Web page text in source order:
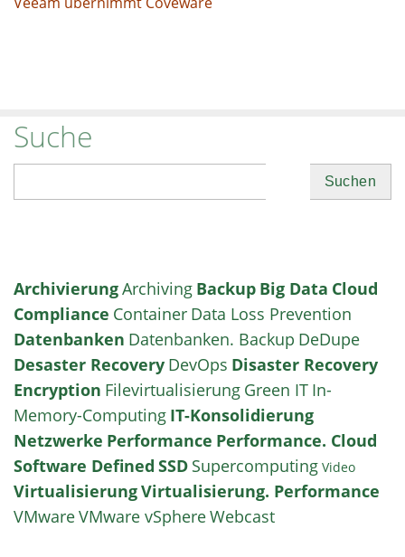
Suche
ArchivierungArchiving Backup Big Data Cloud
Compliance Container Data Loss Prevention
Datenbanken Datenbanken. Backup DeDupe
Desaster Recovery DevOps Disaster Recovery
Encryption Filevirtualisierung Green IT In-
Memory-Computing IT-Konsolidierung
Netzwerke Performance Performance. Cloud
Software Defined SSD Supercomputing Video
VirtualisierungVirtualisierung. Performance
VMwareVMware vSphereWebcast